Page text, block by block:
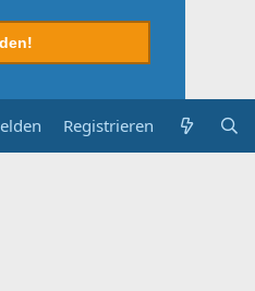
Registrieren